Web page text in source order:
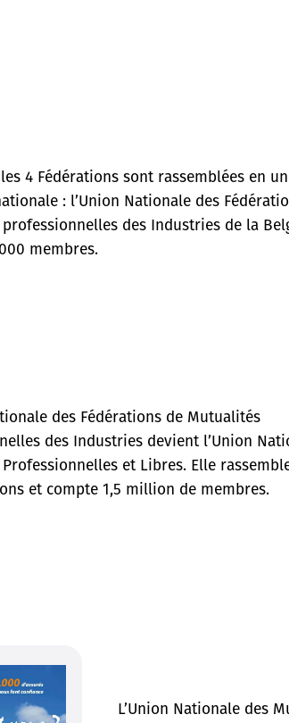
4 Fédérations sont rassemblées en
: l’Union Nationale des
des Industries de la
membres.
des Fédérations de Mutualités
des Industries devient l’Union
et Libres. Elle
et compte 1,5 million de membres.
L’Union Nationale des